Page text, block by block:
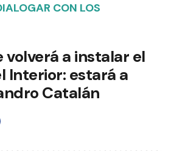
CON LOS
volverá a instalar el
Interior: estará a
Catalán